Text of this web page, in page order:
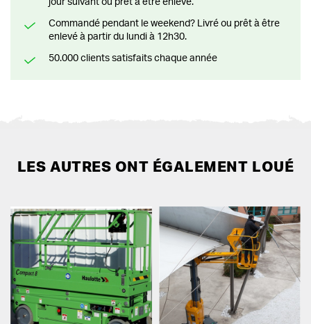
jour suivant ou prêt à être enlevé.
Commandé pendant le weekend? Livré ou prêt à être
enlevé à partir du lundi à 12h30.
50.000 clients satisfaits chaque année
LES AUTRES ONT ÉGALEMENT LOUÉ